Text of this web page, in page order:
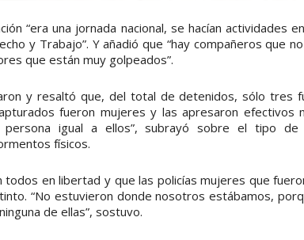
“era una jornada nacional, se hacían actividades
y Trabajo”. Y añadió que “hay compañeros que
que están muy golpeados”.
y resaltó que, del total de detenidos, sólo tres
fueron mujeres y las apresaron efectivos
igual a ellos”, subrayó sobre el tipo de
físicos.
todos en libertad y que las policías mujeres que
“No estuvieron donde nosotros estábamos,
de ellas”, sostuvo.